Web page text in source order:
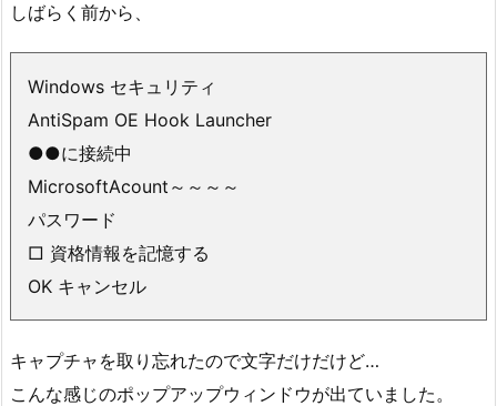
しばらく前から、
Windows セキュリティ
AntiSpam OE Hook Launcher
●●に接続中
MicrosoftAcount～～～～
パスワード
□ 資格情報を記憶する
OK キャンセル
キャプチャを取り忘れたので文字だけだけど…
こんな感じのポップアップウィンドウが出ていました。